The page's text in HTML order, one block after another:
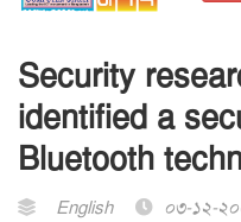
Security
identified a
Bluetooth
English
০৩-১২-